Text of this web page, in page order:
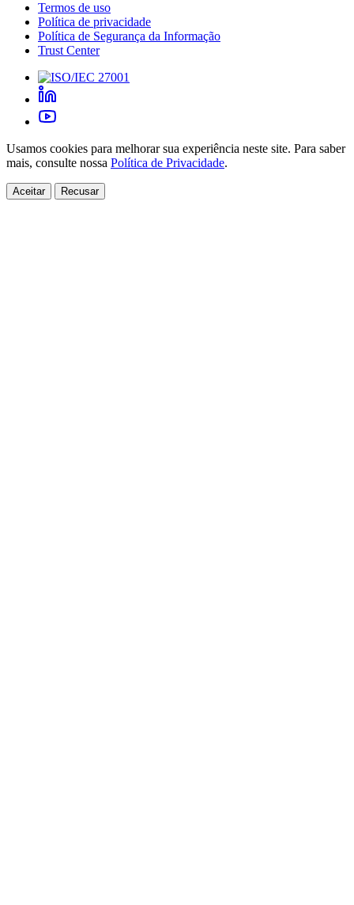
Termos de uso
Política de privacidade
Política de Segurança da Informação
Trust Center
Usamos cookies para melhorar sua experiência neste site. Para saber
mais, consulte nossa Política de Privacidade.
Aceitar Recusar